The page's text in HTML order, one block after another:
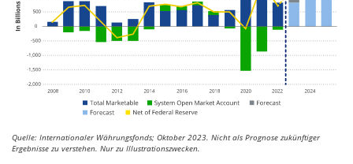
Quelle: Internationaler Währungsfonds; Oktober 2023. Nicht als Prognose zukünftiger
Ergebnisse zu verstehen. Nur zu Illustrationszwecken.